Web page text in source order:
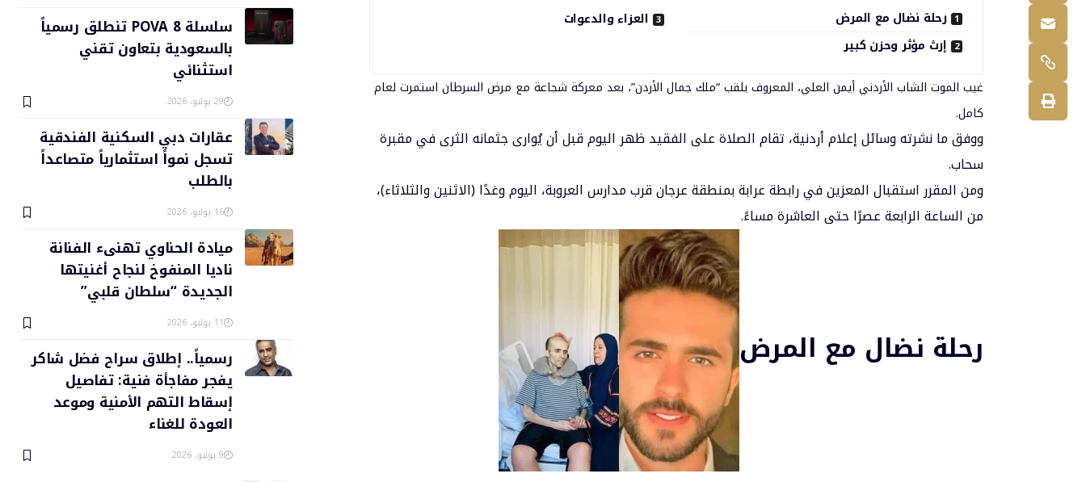
رحلة نضال مع المرض
إرث مؤثر وحزن كبير
العزاء والدعوات
غيب الموت الشاب الأردنيأيمن العلي، المعروف بلقب “ملك جمال الأردن”، بعد معركة شجاعة مع مرض السرطان استمرت لعام
كامل.
ووفق ما نشرته وسائل إعلام أردنية، تقام الصلاة على الفقيد ظهر اليوم قبل أن يُوارى جثمانه الثرى في مقبرة
سحاب.
ومن المقرر استقبال المعزين في رابطة عرابة بمنطقة عرجان قرب مدارس العروبة، اليوم وغدًا (الاثنين والثلاثاء)،
من الساعة الرابعة عصرًا حتى العاشرة مساءً.
رحلة نضال مع المرض
سلسلة POVA 8 تنطلق رسمياً
بالسعودية بتعاون تقني
استثنائي
29 يوليو، 2026
عقارات دبي السكنية الفندقية
تسجل نمواً استثمارياً متصاعداً
بالطلب
16 يوليو، 2026
ميادة الحناوي تهنىء الفنانة
ناديا المنفوخ لنجاح أغنيتها
الجديدة “سلطان قلبي”
11 يوليو، 2026
رسمياً.. إطلاق سراح فضل شاكر
يفجر مفاجأة فنية: تفاصيل
إسقاط التهم الأمنية وموعد
العودة للغناء
9 يوليو، 2026